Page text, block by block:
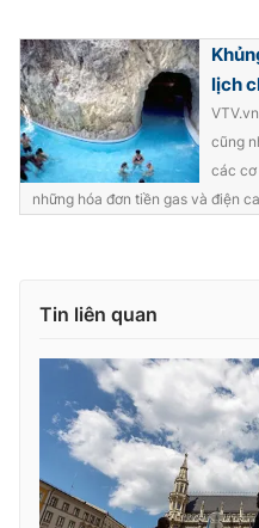
Email:toasoan@vtv.vn
Liên hệ quảng cáo:024-
® Cấm sao chép dưới mọi
thuận bằng văn bản. Ghi rõ
thông tin từ website này.
lịch
cũng
các cơ
những hóa đơn tiền gas và điện
Tin liên quan